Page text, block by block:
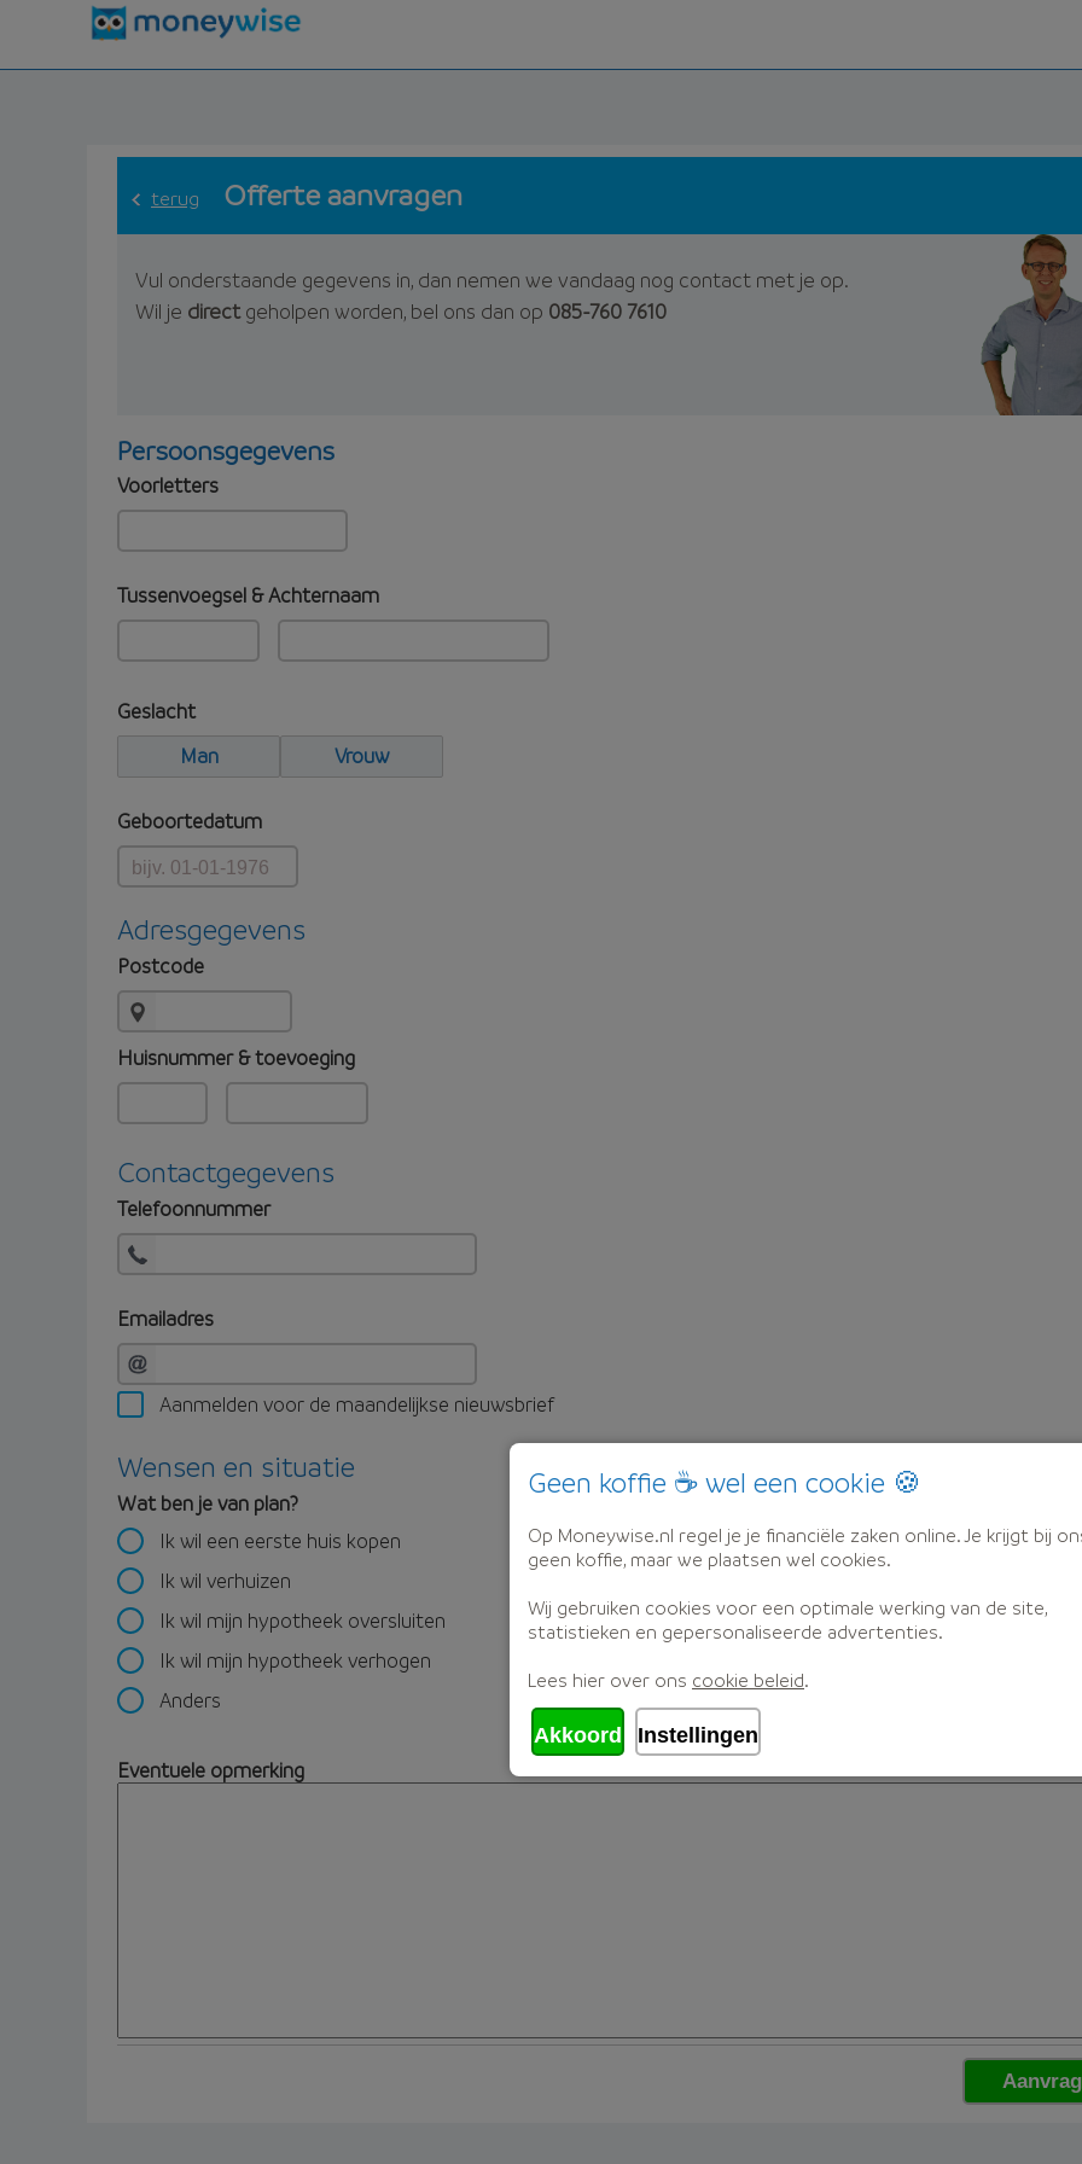
terug Offerte aanvragen
Vul onderstaande gegevens in, dan nemen we vandaag nog contact met je op.
Wil je directgeholpen worden, bel ons dan op 085-760 7610
Persoonsgegevens
Voorletters
Tussenvoegsel & Achternaam
Geslacht
Man
Vrouw
Geboortedatum
Adresgegevens
Postcode
Huisnummer & toevoeging
Contactgegevens
Telefoonnummer
Emailadres
Aanmelden voor de maandelijkse nieuwsbrief
Wensen en situatie
Wat ben je van plan?
Ik wil een eerste huis kopen
Ik wil verhuizen
Ik wil mijn hypotheek oversluiten
Ik wil mijn hypotheek verhogen
Anders
Eventuele opmerking
Geen koffie ☕ wel een cookie 🍪
Op Moneywise.nl regel je je financiële zaken online. Je krijgt bij
geen koffie, maar we plaatsen wel cookies.
Wij gebruiken cookies voor een optimale werking van de site,
statistieken en gepersonaliseerde advertenties.
Lees hier over ons cookie beleid.
Akkoord Instellingen